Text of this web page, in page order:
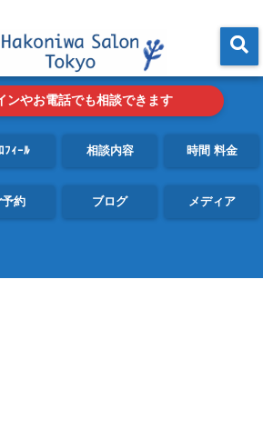
ンやお電話でも相談できます
ﾌｨｰﾙ 相談内容 時間 料金
予約 ブログ メディア